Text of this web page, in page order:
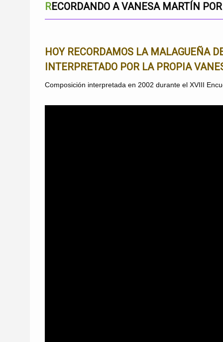
RECORDANDO A VANESA MARTÍN
HOY RECORDAMOS LA MALAGUEÑA
INTERPRETADO POR LA PROPIA
Composición interpretada en 2002 durante el XVIII